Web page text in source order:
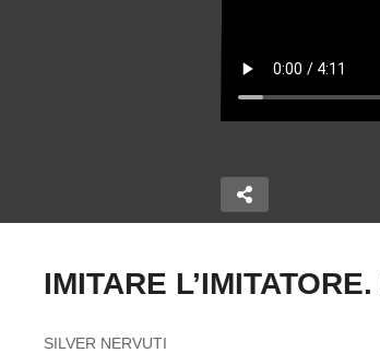
IMITARE
SILVER NERVUTI